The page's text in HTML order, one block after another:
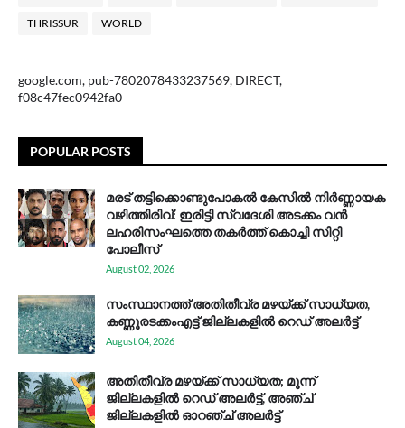
THRISSUR WORLD
google.com, pub-7802078433237569, DIRECT,
f08c47fec0942fa0
POPULAR POSTS
മരട് തട്ടിക്കൊണ്ടുപോകൽ കേസിൽ നിർണ്ണായക
വഴിത്തിരിവ്: ഇരിട്ടി സ്വദേശി അടക്കം വൻ
ലഹരിസംഘത്തെ തകർത്ത് കൊച്ചി സിറ്റി
പോലീസ്
August 02, 2026
സം​സ്ഥാ​ന​ത്ത് അ​തി​തീ​വ്ര മ​ഴ​യ്ക്ക് സാ​ധ്യ​ത,
കണ്ണൂരടക്കംഎ​ട്ട് ജി​ല്ല​ക​ളി​ൽ റെ​ഡ് അ​ലർ​ട്ട്
August 04, 2026
അതിതീവ്ര മഴയ്ക്ക് സാധ്യത; മൂന്ന്
ജില്ലകളിൽ റെഡ് അലർട്ട്, അഞ്ച്
ജില്ലകളിൽ ഓറഞ്ച് അലർട്ട്